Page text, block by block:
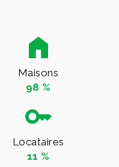
Maisons
98 %
Locataires
11 %